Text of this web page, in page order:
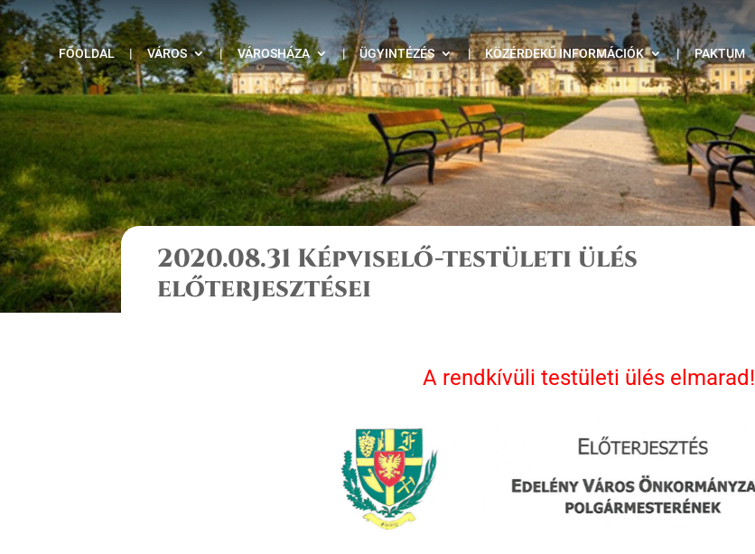
FŐOLDAL | VÁROS | VÁROSHÁZA | ÜGYINTÉZÉS | KÖZÉRDEKŰ INFORMÁCIÓK | PAKTUM
2020.08.31 Képviselő-testületi ülés
előterjesztései
A rendkívüli testületi ülés elmarad!